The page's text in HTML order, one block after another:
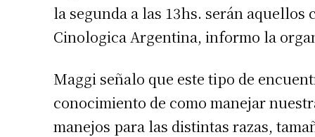
la segunda a las 13hs. serán
Cinologica Argentina, informo la
Maggi señalo que este tipo de
conocimiento de como manejar
manejos para las distintas razas,